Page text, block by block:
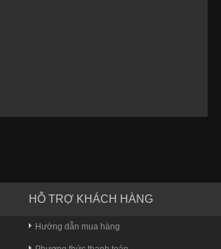
HỖ TRỢ KHÁCH HÀNG
Hướng dẫn mua hàng